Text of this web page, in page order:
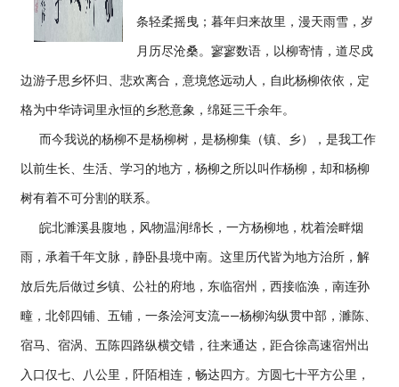
条轻柔摇曳；暮年归来故里，漫天雨雪，岁
月历尽沧桑。寥寥数语，以柳寄情，道尽戍
边游子思乡怀归、悲欢离合，意境悠远动人，自此杨柳依依，定
格为中华诗词里永恒的乡愁意象，绵延三千余年。
而今我说的杨柳不是杨柳树，是杨柳集（镇、乡），是我工作
以前生长、生活、学习的地方，杨柳之所以叫作杨柳，却和杨柳
树有着不可分割的联系。
皖北濉溪县腹地，风物温润绵长，一方杨柳地，枕着浍畔烟
雨，承着千年文脉，静卧县境中南。这里历代皆为地方治所，解
放后先后做过乡镇、公社的府地，东临宿州，西接临涣，南连孙
疃，北邻四铺、五铺，一条浍河支流——杨柳沟纵贯中部，濉陈、
宿马、宿涡、五陈四路纵横交错，往来通达，距合徐高速宿州出
入口仅七、八公里，阡陌相连，畅达四方。方圆七十平方公里，